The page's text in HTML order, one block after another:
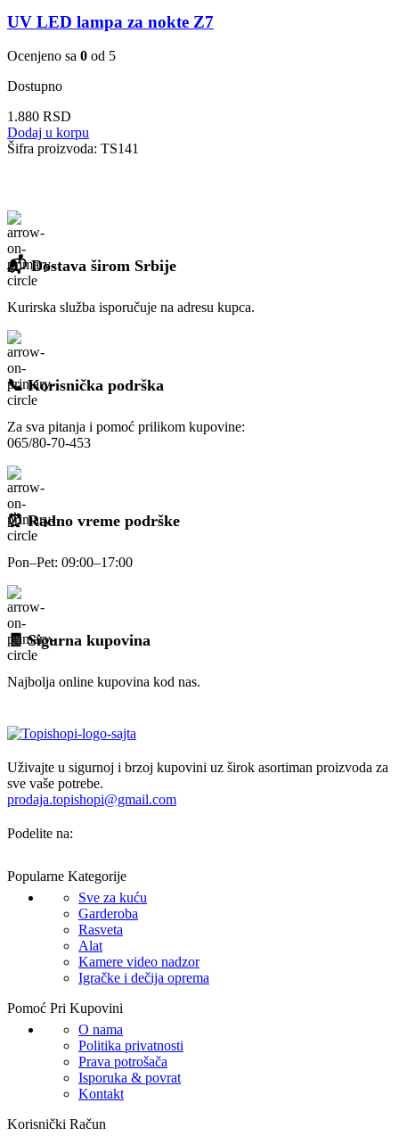
UV LED lampa za nokte Z7
Ocenjeno sa 0 od 5
Dostupno
1.880 RSD
Dodaj u korpu
Šifra proizvoda: TS141
📬 Dostava širom Srbije
Kurirska služba isporučuje na adresu kupca.
📞 Korisnička podrška
Za sva pitanja i pomoć prilikom kupovine:
065/80-70-453
⏰ Radno vreme podrške
Pon–Pet: 09:00–17:00
🧾 Sigurna kupovina
Najbolja online kupovina kod nas.
Uživajte u sigurnoj i brzoj kupovini uz širok asortiman proizvoda za
sve vaše potrebe.
prodaja.topishopi@gmail.com
Podelite na:
Popularne Kategorije
Sve za kuću
Garderoba
Rasveta
Alat
Kamere video nadzor
Igračke i dečija oprema
Pomoć Pri Kupovini
O nama
Politika privatnosti
Prava potrošača
Isporuka & povrat
Kontakt
Korisnički Račun